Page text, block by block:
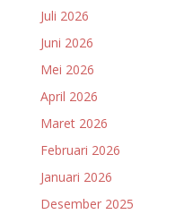
Juli 2026
Juni 2026
Mei 2026
April 2026
Maret 2026
Februari 2026
Januari 2026
Desember 2025